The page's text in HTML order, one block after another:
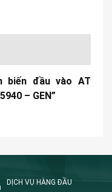
biến đầu vào AT
– GEN”
DỊCH VỤ HÀNG ĐẦU